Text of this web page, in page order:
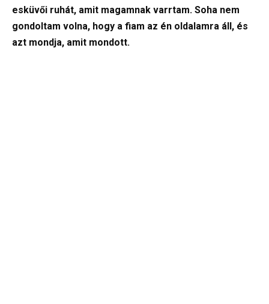
esküvői ruhát, amit magamnak varrtam. Soha nem
gondoltam volna, hogy a fiam az én oldalamra áll, és
azt mondja, amit mondott.